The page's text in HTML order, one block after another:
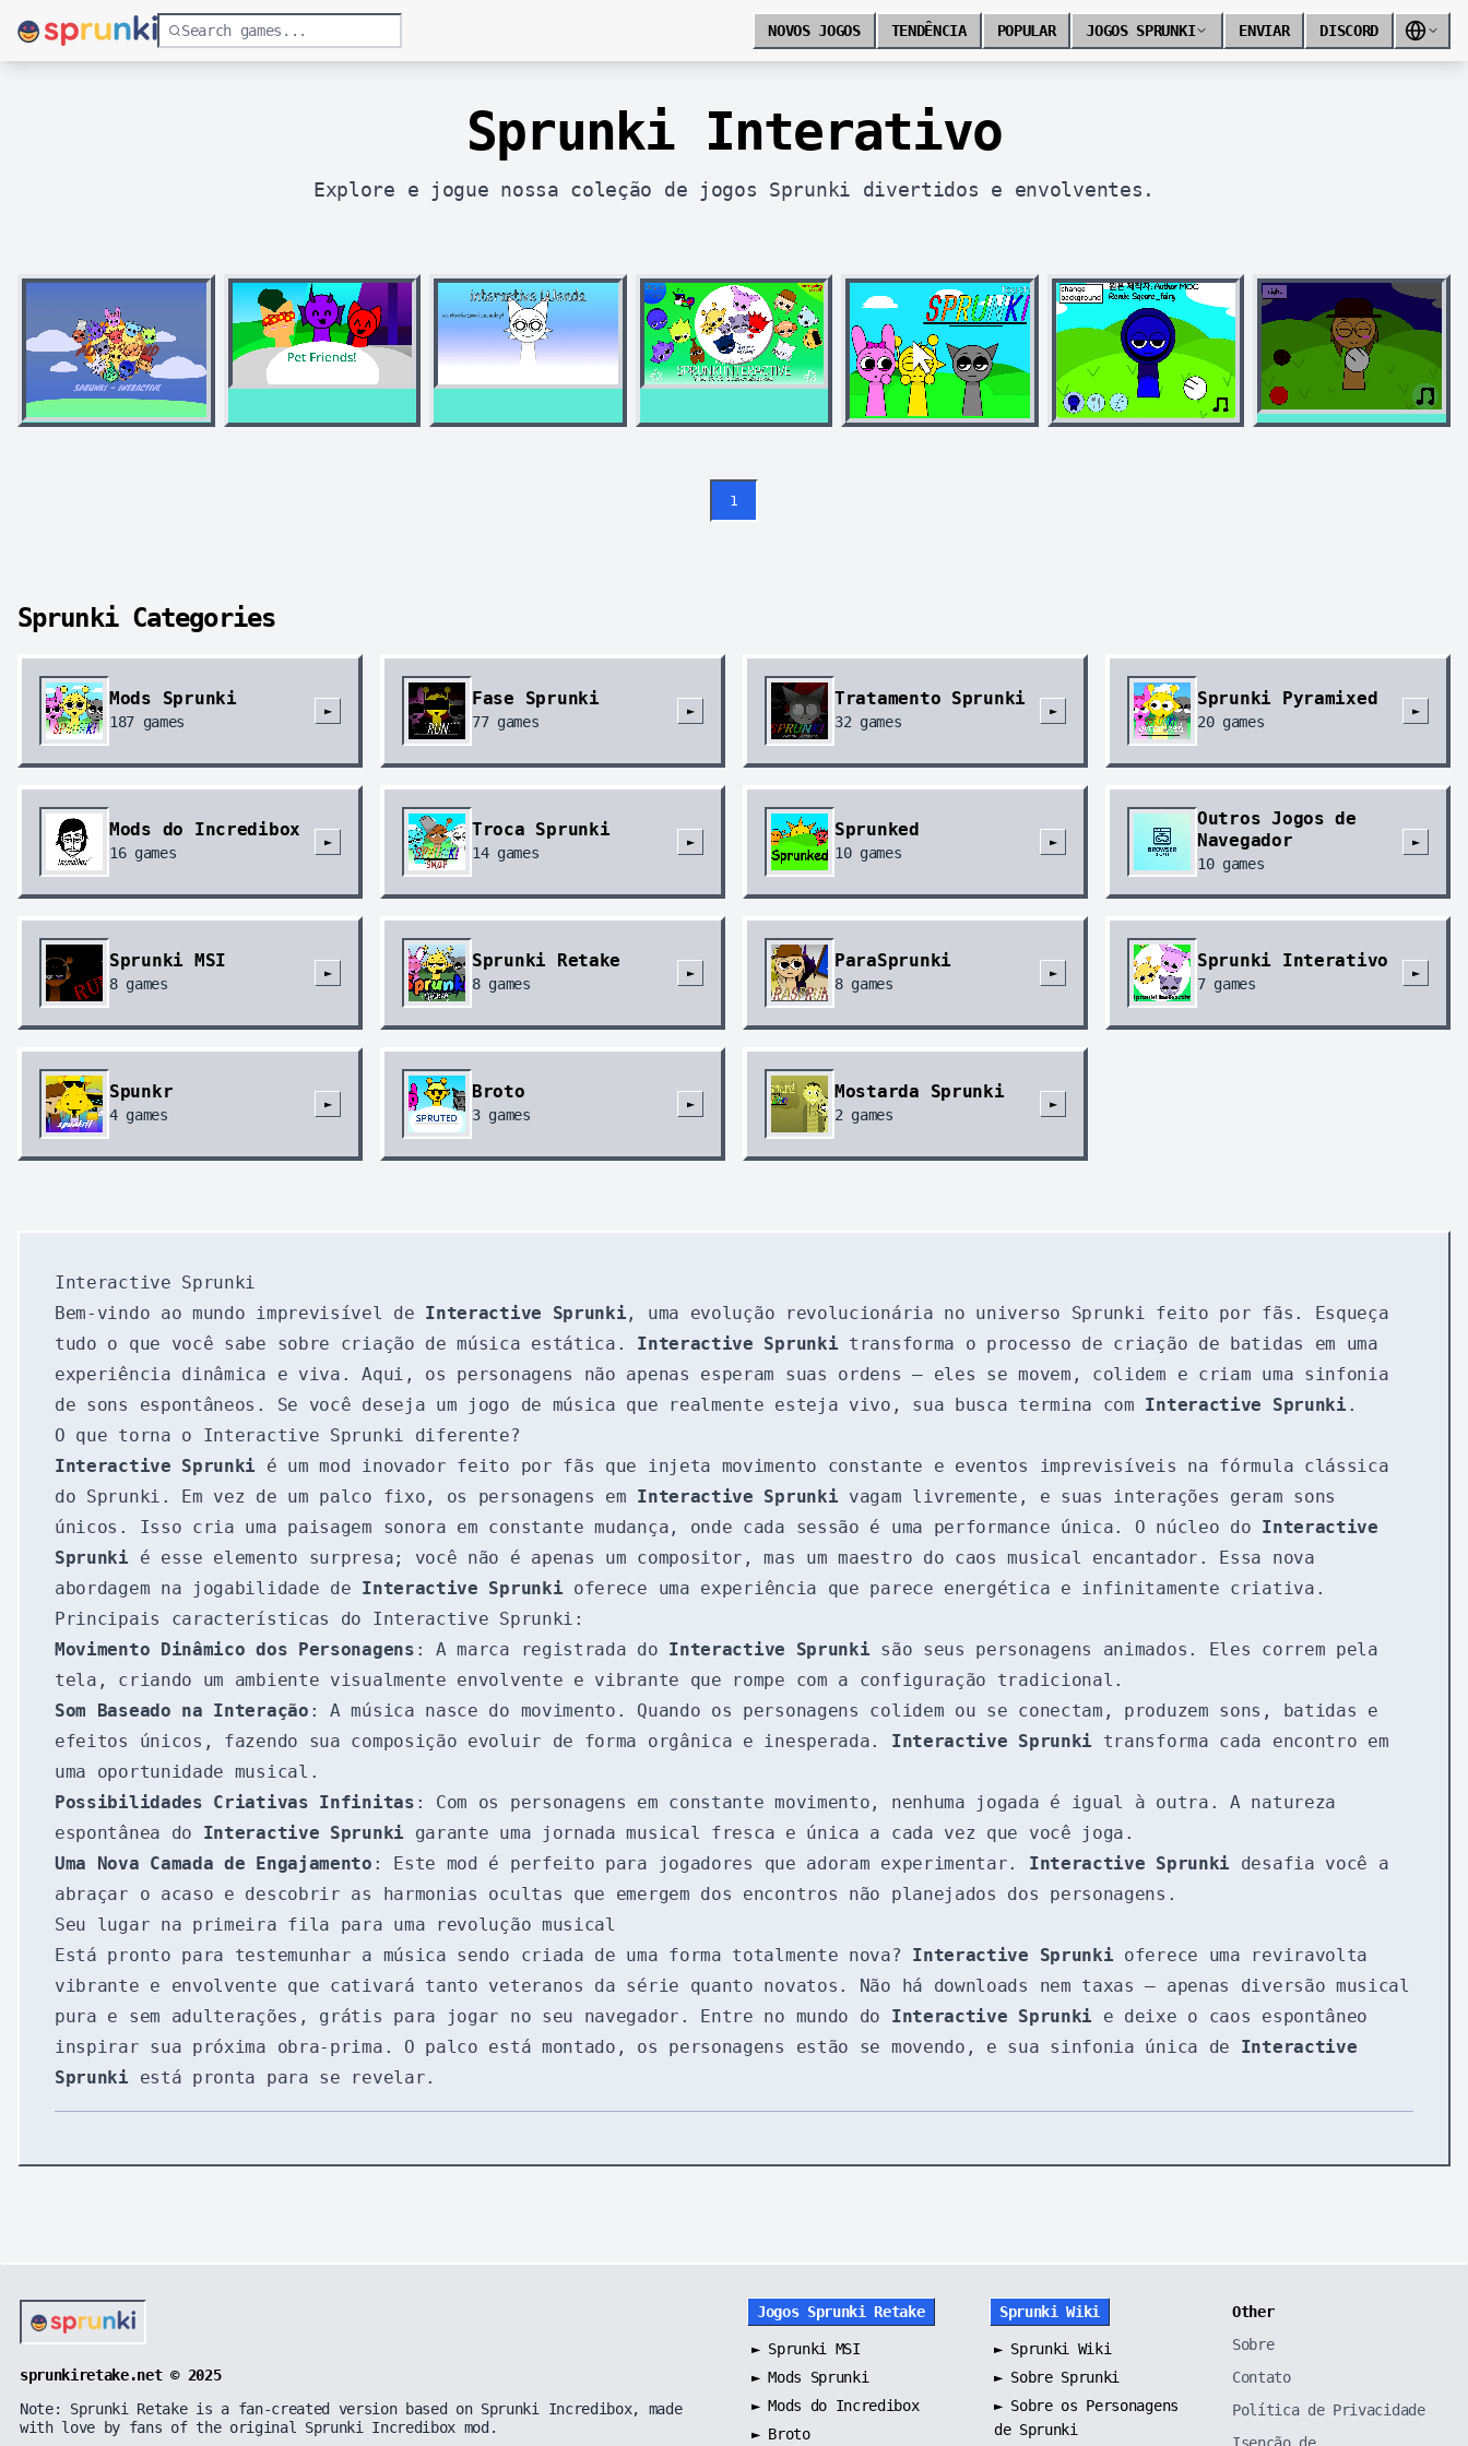
NOVOS JOGOS TENDÊNCIA POPULAR JOGOS SPRUNKI ENVIAR DISCORD
Sprunki Interativo
Explore e jogue nossa coleção de jogos Sprunki divertidos e envolventes.
1
Sprunki Categories
Mods Sprunki
187 games
►
Fase Sprunki
77games
►
Tratamento Sprunki
32 games
►
Sprunki Pyramixed
20games
►
Mods do Incredibox
16games
►
Troca Sprunki
14games
►
Sprunked
10games
►
Outros Jogos de
Navegador
10games
►
Sprunki MSI
8games
►
Sprunki Retake
8games
►
ParaSprunki
8games
►
Sprunki Interativo
7games
►
Spunkr
4games
►
Broto
3games
►
Mostarda Sprunki
2 games
►
Interactive Sprunki
Bem-vindo ao mundo imprevisível de Interactive Sprunki , uma evolução revolucionária no universo Sprunki feito por fãs. Esqueça
tudo o que você sabe sobre criação de música estática. Interactive Sprunki transforma o processo de criação de batidas em uma
experiência dinâmica e viva. Aqui, os personagens não apenas esperam suas ordens — eles se movem, colidem e criam uma sinfonia
de sons espontâneos. Se você deseja um jogo de música que realmente esteja vivo, sua busca termina com Interactive Sprunki .
O que torna o Interactive Sprunki diferente?
Interactive Sprunki é um mod inovador feito por fãs que injeta movimento constante e eventos imprevisíveis na fórmula clássica
do Sprunki. Em vez de um palco fixo, os personagens em Interactive Sprunki vagam livremente, e suas interações geram sons
únicos. Isso cria uma paisagem sonora em constante mudança, onde cada sessão é uma performance única. O núcleo do Interactive
Sprunki é esse elemento surpresa; você não é apenas um compositor, mas um maestro do caos musical encantador. Essa nova
abordagem na jogabilidade de Interactive Sprunki oferece uma experiência que parece energética e infinitamente criativa.
Principais características do Interactive Sprunki:
Movimento Dinâmico dos Personagens : A marca registrada do Interactive Sprunki são seus personagens animados. Eles correm pela
tela, criando um ambiente visualmente envolvente e vibrante que rompe com a configuração tradicional.
Som Baseado na Interação : A música nasce do movimento. Quando os personagens colidem ou se conectam, produzem sons, batidas e
efeitos únicos, fazendo sua composição evoluir de forma orgânica e inesperada. Interactive Sprunki transforma cada encontro em
uma oportunidade musical.
Possibilidades Criativas Infinitas : Com os personagens em constante movimento, nenhuma jogada é igual à outra. A natureza
espontânea do Interactive Sprunki garante uma jornada musical fresca e única a cada vez que você joga.
Uma Nova Camada de Engajamento : Este mod é perfeito para jogadores que adoram experimentar. Interactive Sprunki desafia você a
abraçar o acaso e descobrir as harmonias ocultas que emergem dos encontros não planejados dos personagens.
Seu lugar na primeira fila para uma revolução musical
Está pronto para testemunhar a música sendo criada de uma forma totalmente nova? Interactive Sprunki oferece uma reviravolta
vibrante e envolvente que cativará tanto veteranos da série quanto novatos. Não há downloads nem taxas — apenas diversão musical
pura e sem adulterações, grátis para jogar no seu navegador. Entre no mundo do Interactive Sprunki e deixe o caos espontâneo
inspirar sua próxima obra-prima. O palco está montado, os personagens estão se movendo, e sua sinfonia única de Interactive
Sprunki está pronta para se revelar.
sprunkiretake.net © 2025
Note: Sprunki Retake is a fan-created version based on Sprunki Incredibox, made
with love by fans of the original Sprunki Incredibox mod.
Jogos Sprunki Retake
► Sprunki MSI
►Mods Sprunki
►Mods do Incredibox
► Broto
Sprunki Wiki
► Sprunki Wiki
► Sobre Sprunki
► Sobre os Personagens
de Sprunki
Other
Sobre
Contato
Política de Privacidade